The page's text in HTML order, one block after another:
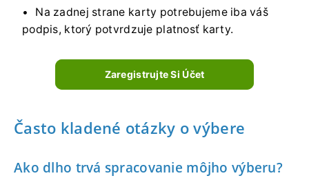
Na zadnej strane karty potrebujeme iba váš
podpis, ktorý potvrdzuje platnosť karty.
Zaregistrujte Si Účet
Často kladené otázky o výbere
Ako dlho trvá spracovanie môjho výberu?